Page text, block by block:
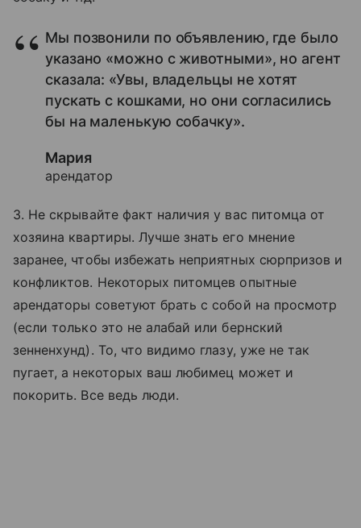
Мы позвонили по объявлению, где было
указано «можно с животными», но агент
сказала: «Увы, владельцы не хотят
пускать с кошками, но они согласились
бы на маленькую собачку».
Мария
арендатор
3. Не скрывайте факт наличия у вас питомца от
хозяина квартиры. Лучше знать его мнение
заранее, чтобы избежать неприятных сюрпризов и
конфликтов. Некоторых питомцев опытные
арендаторы советуют брать с собой на просмотр
(если только это не алабай или бернский
зенненхунд). То, что видимо глазу, уже не так
пугает, а некоторых ваш любимец может и
покорить. Все ведь люди.